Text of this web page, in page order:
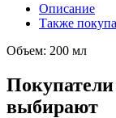
Описание
Также
Объем: 200 мл
Покупатели
выбирают